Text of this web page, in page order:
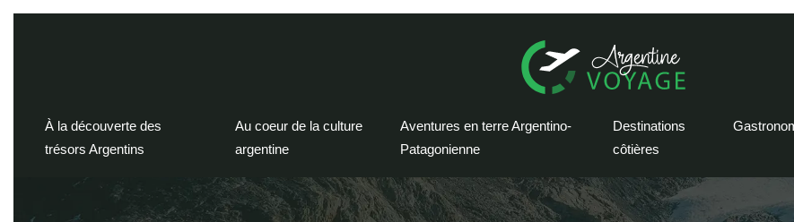
À la découverte des
trésors Argentins
Au coeur de la culture
argentine
Aventures en terre Argentino-
Patagonienne
Destinations
côtières